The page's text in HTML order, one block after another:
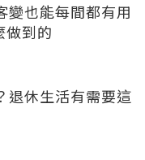
變也能每間都有用
做到的
退休生活有需要這